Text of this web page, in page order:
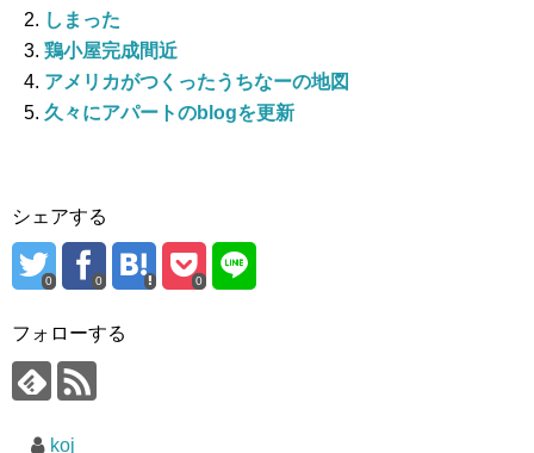
しまった
鶏小屋完成間近
アメリカがつくったうちなーの地図
久々にアパートのblogを更新
シェアする
0 0 0
フォローする
koj